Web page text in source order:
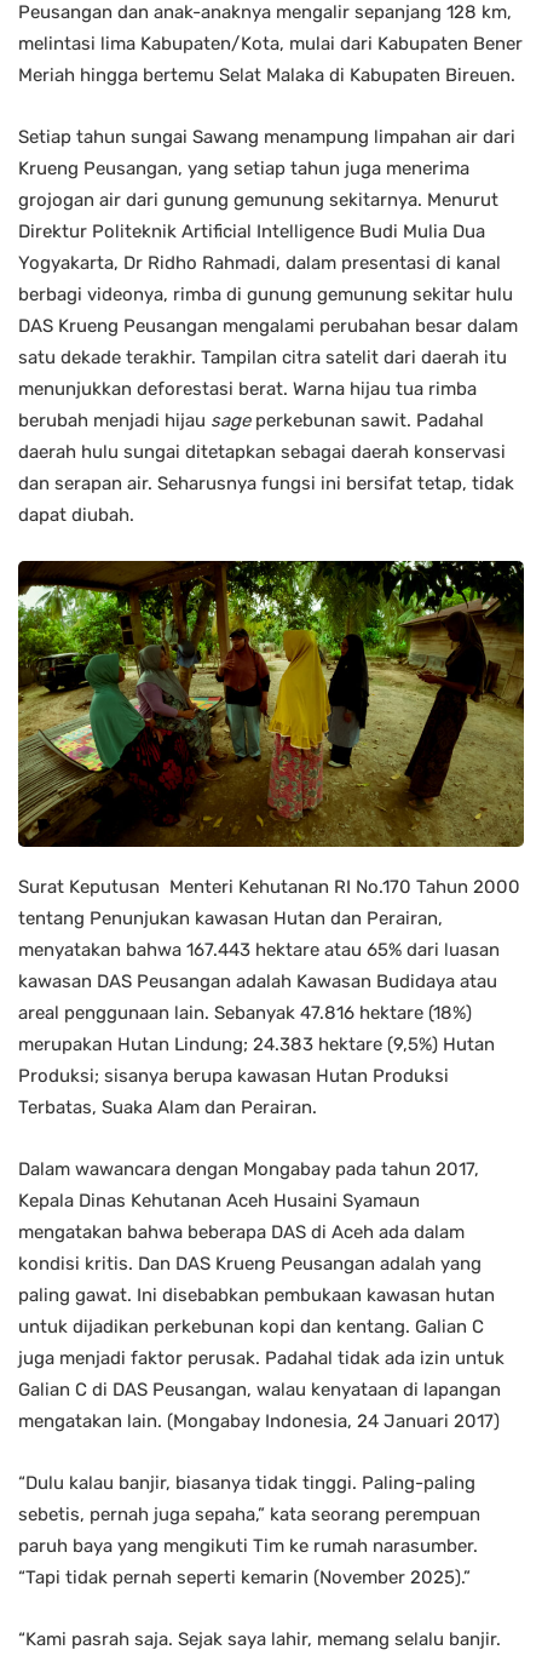
Peusangan dan anak-anaknya mengalir sepanjang 128 km,
melintasi lima Kabupaten/Kota, mulai dari Kabupaten Bener
Meriah hingga bertemu Selat Malaka di Kabupaten Bireuen.
Setiap tahun sungai Sawang menampung limpahan air dari
Krueng Peusangan, yang setiap tahun juga menerima
grojogan air dari gunung gemunung sekitarnya. Menurut
Direktur Politeknik Artificial Intelligence Budi Mulia Dua
Yogyakarta, Dr Ridho Rahmadi, dalam presentasi di kanal
berbagi videonya, rimba di gunung gemunung sekitar hulu
DAS Krueng Peusangan mengalami perubahan besar dalam
satu dekade terakhir. Tampilan citra satelit dari daerah itu
menunjukkan deforestasi berat. Warna hijau tua rimba
berubah menjadi hijau sage perkebunan sawit. Padahal
daerah hulu sungai ditetapkan sebagai daerah konservasi
dan serapan air. Seharusnya fungsi ini bersifat tetap, tidak
dapat diubah.
Surat Keputusan Menteri Kehutanan RI No.170 Tahun 2000
tentang Penunjukan kawasan Hutan dan Perairan,
menyatakan bahwa 167.443 hektare atau 65% dari luasan
kawasan DAS Peusangan adalah Kawasan Budidaya atau
areal penggunaan lain. Sebanyak 47.816 hektare (18%)
merupakan Hutan Lindung; 24.383 hektare (9,5%) Hutan
Produksi; sisanya berupa kawasan Hutan Produksi
Terbatas, Suaka Alam dan Perairan.
Dalam wawancara dengan Mongabay pada tahun 2017,
Kepala Dinas Kehutanan Aceh Husaini Syamaun
mengatakan bahwa beberapa DAS di Aceh ada dalam
kondisi kritis. Dan DAS Krueng Peusangan adalah yang
paling gawat. Ini disebabkan pembukaan kawasan hutan
untuk dijadikan perkebunan kopi dan kentang. Galian C
juga menjadi faktor perusak. Padahal tidak ada izin untuk
Galian C di DAS Peusangan, walau kenyataan di lapangan
mengatakan lain. (Mongabay Indonesia, 24 Januari 2017)
“Dulu kalau banjir, biasanya tidak tinggi. Paling-paling
sebetis, pernah juga sepaha,” kata seorang perempuan
paruh baya yang mengikuti Tim ke rumah narasumber.
“Tapi tidak pernah seperti kemarin (November 2025).”
“Kami pasrah saja. Sejak saya lahir, memang selalu banjir.